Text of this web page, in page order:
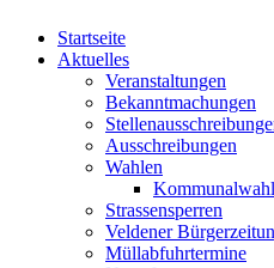
Startseite
Aktuelles
Veranstaltungen
Bekanntmachungen
Ausschreibungen
Wahlen
Strassensperren
Veldener
Müllabfuhrtermine